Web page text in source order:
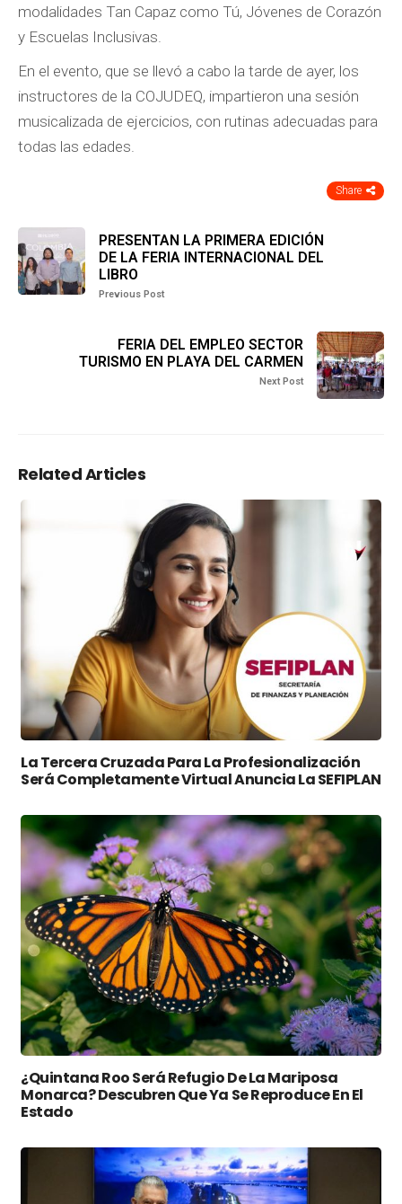
modalidades Tan Capaz como Tú, Jóvenes de Corazón
y Escuelas Inclusivas.
En el evento, que se llevó a cabo la tarde de ayer, los
instructores de la COJUDEQ, impartieron una sesión
musicalizada de ejercicios, con rutinas adecuadas para
todas las edades.
Share
PRESENTAN LA PRIMERA EDICIÓN
DE LA FERIA INTERNACIONAL DEL
LIBRO
Previous Post
FERIA DEL EMPLEO SECTOR
TURISMO EN PLAYA DEL CARMEN
Next Post
Related Articles
La Tercera Cruzada Para La Profesionalización
Será Completamente Virtual Anuncia La SEFIPLAN
¿Quintana Roo Será Refugio De La Mariposa
Monarca? Descubren Que Ya Se Reproduce En El
Estado